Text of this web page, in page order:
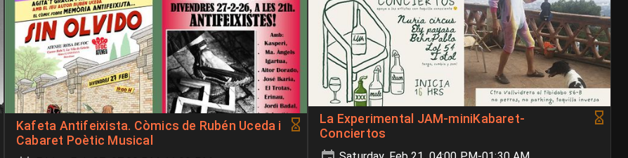
Kafeta Antifeixista. Còmics de Rubén Uceda i
Cabaret Poètic Musical
La Experimental JAM-miniKabaret-
Conciertos